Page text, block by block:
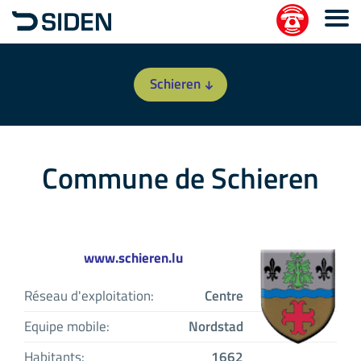
Schieren
Commune de Schieren
www.schieren.lu
Réseau d'exploitation:
Centre
Equipe mobile:
Nordstad
Habitants:
1662